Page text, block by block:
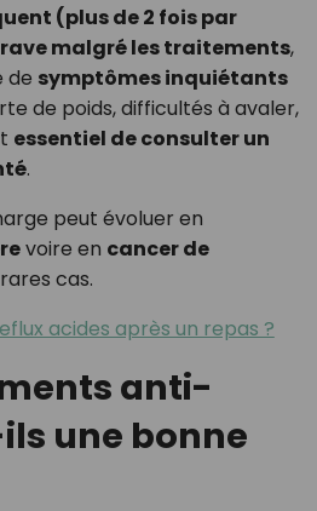
(plus de 2 fois par
malgré les traitements,
de symptômes inquiétants
de poids, difficultés à avaler,
essentiel de consulter un
.
peut évoluer en
voire en cancer de
cas.
acides après un repas ?
anti-
une bonne